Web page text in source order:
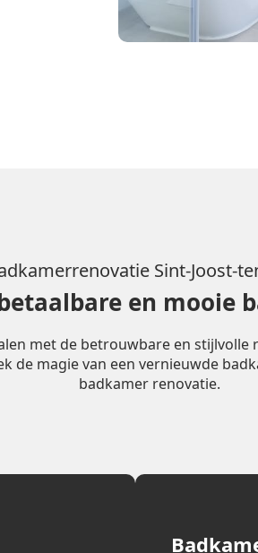
Sint-Joost-
en mooie
met de betrouwbare en stijlvolle
de magie van een vernieuwde
badkamer renovatie.